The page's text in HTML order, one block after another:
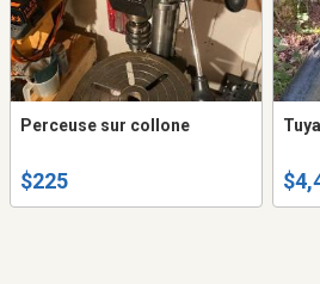
Perceuse sur collone
$225